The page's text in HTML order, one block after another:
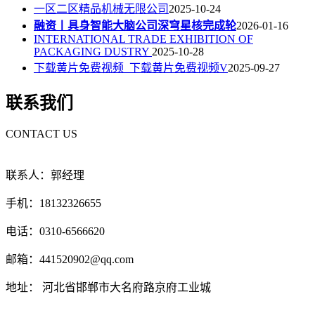
一区二区精品机械无限公司2025-10-24
融资丨具身智能大脑公司深穹星核完成轮2026-01-16
INTERNATIONAL TRADE EXHIBITION OF
PACKAGING DUSTRY 2025-10-28
下载黄片免费视频_下载黄片免费视频V2025-09-27
联系我们
CONTACT US
联系人：郭经理
手机：18132326655
电话：0310-6566620
邮箱：441520902@qq.com
地址： 河北省邯郸市大名府路京府工业城